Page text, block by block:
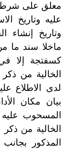
معلق على شرط
عليه وتاريخ
وتاريخ إنشاء
ماخلا سند ما
كسفتجة إلا
الخالية من
لدى الاطلاع
بيان مكان
المسحوب عليه
الخالية من
المذكور